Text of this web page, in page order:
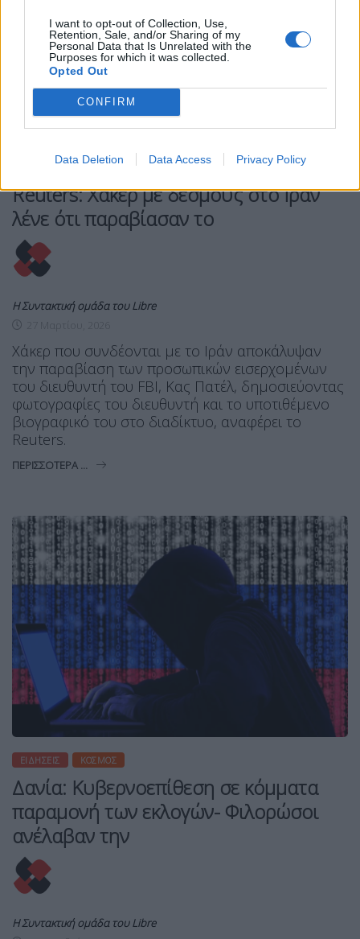
I want to opt-out of Collection, Use,
Retention, Sale, and/or Sharing of my
Personal Data that Is Unrelated with the
Purposes for which it was collected.
Opted Out
CONFIRM
Data Deletion Data Access Privacy Policy
ΚΌΣΜΟΣ
Reuters: Χάκερ με δεσμούς στο Ιράν
λένε ότι παραβίασαν το
Η Συντακτική ομάδα του Libre
Χάκερ που συνδέονται με το Ιράν αποκάλυψαν
την παραβίαση των προσωπικών εισερχομένων
του διευθυντή του FBI, Κας Πατέλ, δημοσιεύοντας
φωτογραφίες του διευθυντή και το υποτιθέμενο
βιογραφικό του στο διαδίκτυο, αναφέρει το
Reuters.
ΠΕΡΙΣΣΌΤΕΡΑ ...
ΕΙΔΉΣΕΙΣ ΚΌΣΜΟΣ
Δανία: Κυβερνοεπίθεση σε κόμματα
παραμονή των εκλογών- Φιλορώσοι
ανέλαβαν την
Η Συντακτική ομάδα του Libre